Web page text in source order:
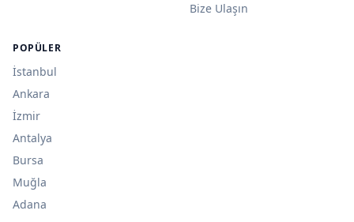
Bize Ulaşın
POPÜLER
İstanbul
Ankara
İzmir
Antalya
Bursa
Muğla
Adana